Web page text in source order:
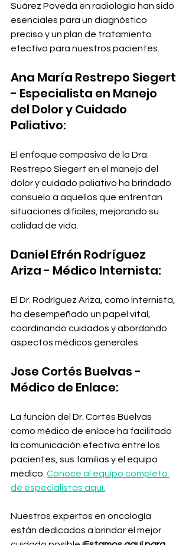
Suárez Poveda en radiología han sido
esenciales para un diagnóstico
preciso y un plan de tratamiento
efectivo para nuestros pacientes.
Ana María Restrepo Siegert
- Especialista en Manejo
del Dolor y Cuidado
Paliativo:
El enfoque compasivo de la Dra.
Restrepo Siegert en el manejo del
dolor y cuidado paliativo ha brindado
consuelo a aquellos que enfrentan
situaciones difíciles, mejorando su
calidad de vida.
Daniel Efrén Rodríguez
Ariza - Médico Internista:
El Dr. Rodríguez Ariza, como internista,
ha desempeñado un papel vital,
coordinando cuidados y abordando
aspectos médicos generales.
Jose Cortés Buelvas -
Médico de Enlace:
La función del Dr. Cortés Buelvas
como médico de enlace ha facilitado
la comunicación efectiva entre los
pacientes, sus familias y el equipo
médico. Conoce al equipo completo
de especialistas aquí.
Nuestros expertos en oncología
están dedicados a brindar el mejor